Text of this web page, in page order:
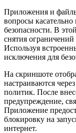
Приложения и
вопросы
безопасности. В
снятия
Используя
исключения для
На скриншоте
настраиваются
политик. После
предупреждение,
Приложение
блокировку на
интернет.